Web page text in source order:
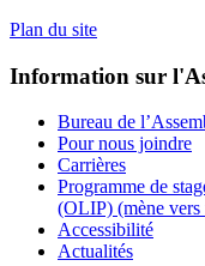
Plan du site
Information sur
Bureau de
Pour nous joindre
Carrières
Programme de
(OLIP) (mène vers
Accessibilité
Actualités